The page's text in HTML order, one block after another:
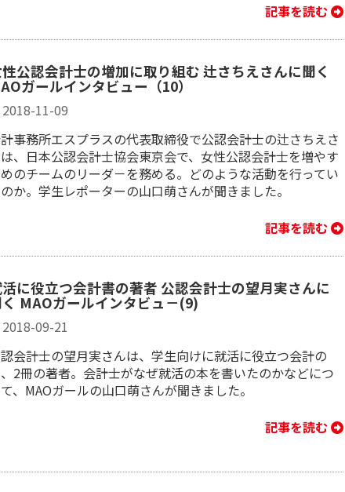
記事を読む
公認会計士の増加に取り組む 辻さちえさんに聞く
ガールインタビュー（10）
2018-11-09
事務所エスプラスの代表取締役で公認会計士の辻さちえさ
、日本公認会計士協会東京会で、女性公認会計士を増やす
のチームのリーダ－を務める。どのような活動を行ってい
か。学生レポーターの山口萌さんが聞きました。
記事を読む
に役立つ会計書の著者 公認会計士の望月実さんに
MAOガールインタビュ－(9)
2018-09-21
会計士の望月実さんは、学生向けに就活に役立つ会計の
2冊の著者。会計士がなぜ就活の本を書いたのかなどにつ
、MAOガールの山口萌さんが聞きました。
記事を読む